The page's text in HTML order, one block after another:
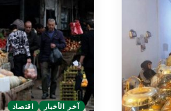
آخر الأخبار اقتصاد